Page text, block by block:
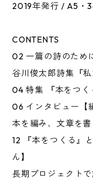
2019年発行 / A5・
CONTENTS
02 一篇の詩のため
谷川俊太郎詩集『
04 特集 『本をつく
06 インタビュー【
本を編み、文章を
12 『本をつくる』
ん】
長期プロジェクト